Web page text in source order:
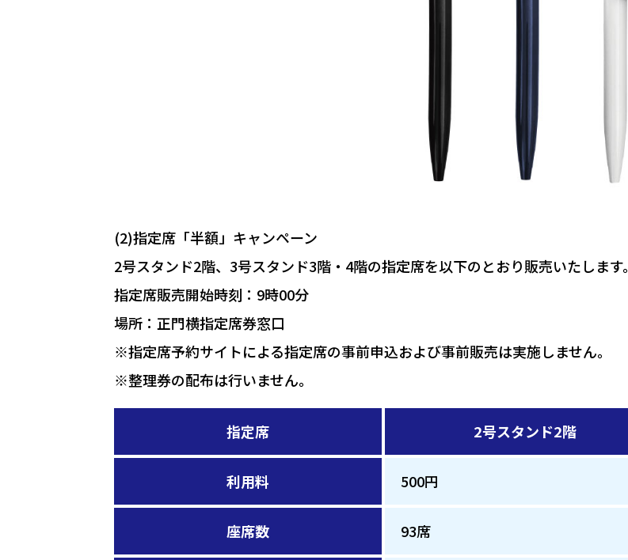
(2)指定席「半額」キャンペーン
2号スタンド2階、3号スタンド3階・4階の指定席を以下のとおり販売いたします。
指定席販売開始時刻：9時00分
場所：正門横指定席券窓口
※指定席予約サイトによる指定席の事前申込および事前販売は実施しません。
※整理券の配布は行いません。
指定席 2号スタンド2階
利用料 500円
座席数 93席